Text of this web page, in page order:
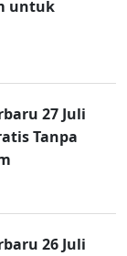
untuk
27 Juli
Tanpa
26 Juli